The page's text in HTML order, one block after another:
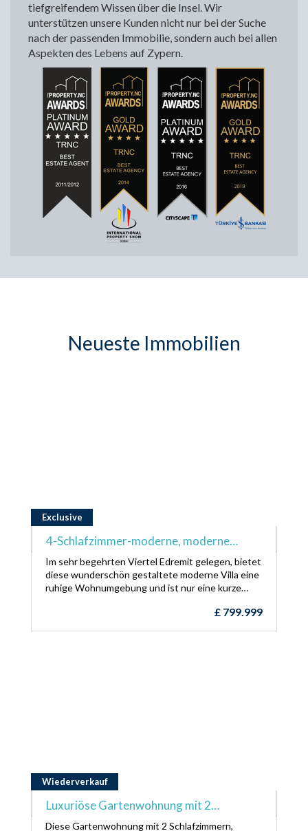
tiefgreifendem Wissen über die Insel. Wir
unterstützen unsere Kunden nicht nur bei der Suche
nach der passenden Immobilie, sondern auch bei allen
Aspekten des Lebens auf Zypern.
Neueste Immobilien
Exclusive
4-Schlafzimmer-moderne, moderne
Wiederverkaufsvilla + voll möbliert +
Schwimmbad + VRF-System + in der Nähe
eines Gemeindeparks
Im sehr begehrten Viertel Edremit gelegen, bietet
diese wunderschön gestaltete moderne Villa eine
ruhige Wohnumgebung und ist nur eine kurze
Restaurants sowie den renommierten Hotels
£ 799.999
Wiederverkauf
Luxuriöse Gartenwohnung mit 2
Schlafzimmern + Gemeinschaftspools + in
Diese Gartenwohnung mit 2 Schlafzimmern,